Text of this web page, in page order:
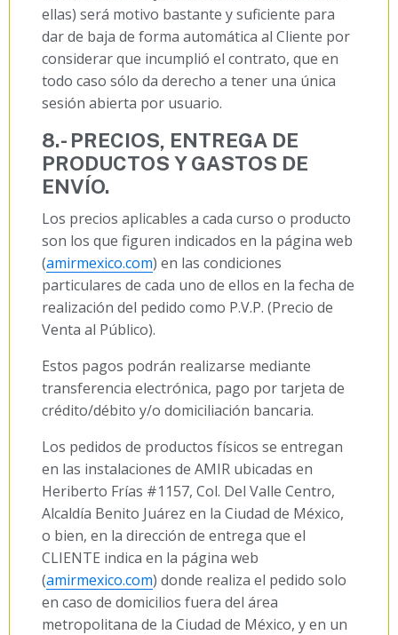
ellas) será motivo bastante y suficiente para
dar de baja de forma automática al Cliente por
considerar que incumplió el contrato, que en
todo caso sólo da derecho a tener una única
sesión abierta por usuario.
8.- PRECIOS, ENTREGA DE
PRODUCTOS Y GASTOS DE
ENVÍO.
Los precios aplicables a cada curso o producto
son los que figuren indicados en la página web
(amirmexico.com) en las condiciones
particulares de cada uno de ellos en la fecha de
realización del pedido como P.V.P. (Precio de
Venta al Público).
Estos pagos podrán realizarse mediante
transferencia electrónica, pago por tarjeta de
crédito/débito y/o domiciliación bancaria.
Los pedidos de productos físicos se entregan
en las instalaciones de AMIR ubicadas en
Heriberto Frías #1157, Col. Del Valle Centro,
Alcaldía Benito Juárez en la Ciudad de México,
o bien, en la dirección de entrega que el
CLIENTE indica en la página web
(amirmexico.com) donde realiza el pedido solo
en caso de domicilios fuera del área
metropolitana de la Ciudad de México, y en un